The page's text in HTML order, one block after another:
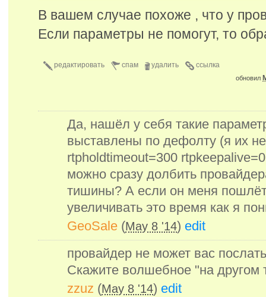
В вашем случае похоже , что у
Если параметры не помогут, то
ссылка
удалить
спам
редактировать
обновил
Да, нашёл у себя такие
выставлены по дефолту (я их
rtpholdtimeout=300
можно сразу долбить
тишины? А если он меня
увеличивать это время как я
GeoSale (May 8 '14) edit
провайдер не может вас
Скажите волшебное "на другом
zzuz (May 8 '14) edit